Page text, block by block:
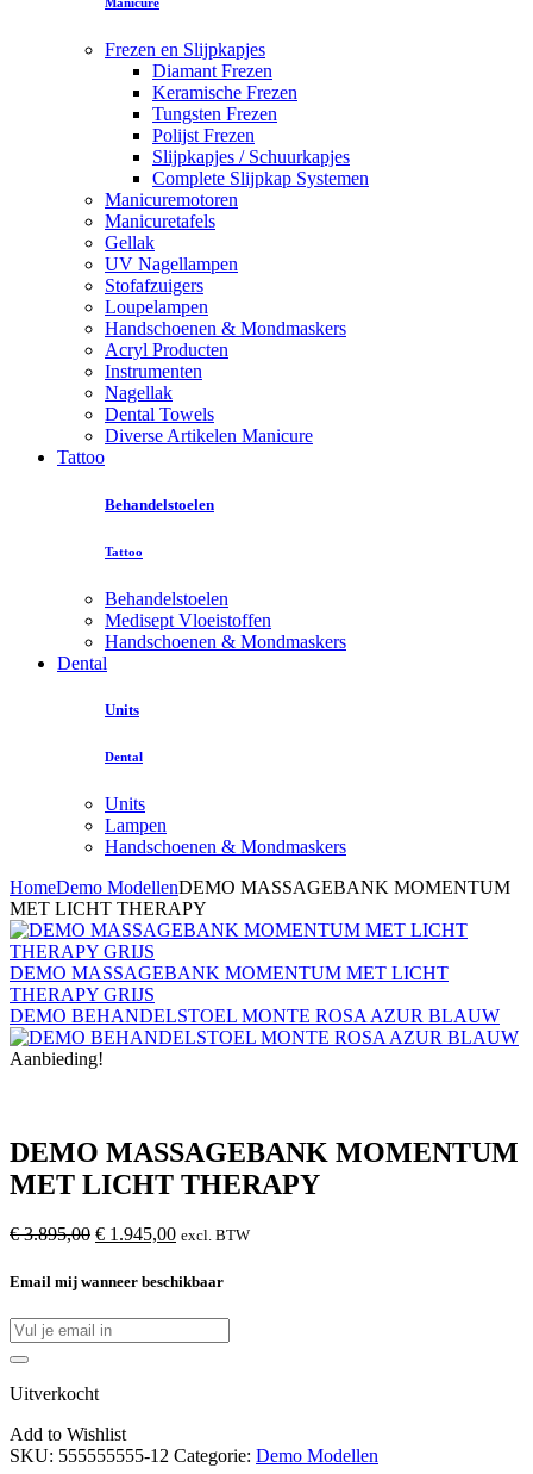
Manicure
Frezen en Slijpkapjes
Diamant Frezen
Keramische Frezen
Tungsten Frezen
Polijst Frezen
Slijpkapjes / Schuurkapjes
Complete Slijpkap Systemen
Manicuremotoren
Manicuretafels
Gellak
UV Nagellampen
Stofafzuigers
Loupelampen
Handschoenen & Mondmaskers
Acryl Producten
Instrumenten
Nagellak
Dental Towels
Diverse Artikelen Manicure
Tattoo
Behandelstoelen
Tattoo
Behandelstoelen
Medisept Vloeistoffen
Handschoenen & Mondmaskers
Dental
Units
Dental
Units
Lampen
Handschoenen & Mondmaskers
HomeDemo ModellenDEMO MASSAGEBANK MOMENTUM
MET LICHT THERAPY
DEMO MASSAGEBANK MOMENTUM MET LICHT
THERAPY GRIJS
DEMO BEHANDELSTOEL MONTE ROSA AZUR BLAUW
Aanbieding!
DEMO MASSAGEBANK MOMENTUM
MET LICHT THERAPY
€3.895,00 Oorspronkelijke
was:
3.895,00.
€ 1.945,00Huidige
is:
1.945,00.
excl. BTW
Email mij wanneer beschikbaar
Uitverkocht
Add to Wishlist
SKU: 555555555-12 Categorie: Demo Modellen